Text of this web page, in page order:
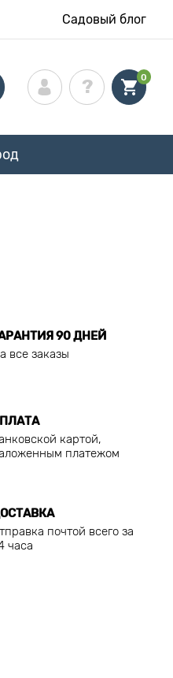
Садовый блог
0
90 ДНЕЙ
все заказы
картой,
платежом
почтой всего за
часа